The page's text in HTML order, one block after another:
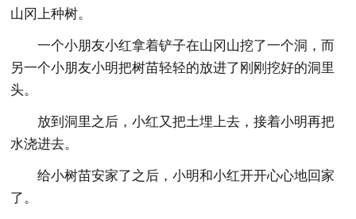
山冈上种树。
一个小朋友小红拿着铲子在山冈山挖了一个洞，而
另一个小朋友小明把树苗轻轻的放进了刚刚挖好的洞里
头。
放到洞里之后，小红又把土埋上去，接着小明再把
水浇进去。
给小树苗安家了之后，小明和小红开开心心地回家
了。